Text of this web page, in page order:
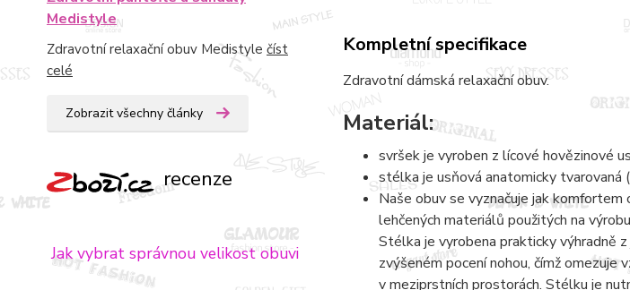
Medistyle
Zdravotní relaxační obuv Medistyle číst
celé
Zobrazit všechny články
recenze
Jak vybrat správnou velikost obuvi
Kompletní specifikace
Zdravotní dámská relaxační obuv.
Materiál:
svršek je vyroben z lícové hovězinové
stélka je usňová anatomicky tvarovaná
Naše obuv se vyznačuje jak
lehčených materiálů použitých na
Stélka je vyrobena prakticky výhradně
zvýšeném pocení nohou, čímž omezuje
v meziprstních prostorách. Stélku je